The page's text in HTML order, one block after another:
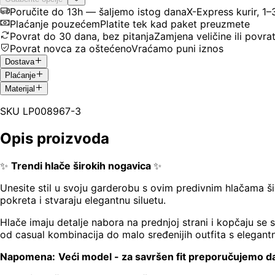
Poručite do 13h — šaljemo istog danaX-Express kurir,
Plaćanje pouzećemPlatite tek kad paket preuzmete
Povrat do 30 dana, bez pitanjaZamjena veličine ili
Povrat novca za oštećenoVraćamo puni iznos
Dostava
Plaćanje
Materijal
SKU LP008967-3
Opis proizvoda
✨ Trendi hlače širokih nogavica ✨
Unesite stil u svoju garderobu s ovim predivnim hlačama
pokreta i stvaraju elegantnu siluetu.
Hlače imaju detalje nabora na prednjoj strani i kopčaju
od casual kombinacija do malo sređenijih outfita s
Napomena: Veći model - za savršen fit preporučujemo